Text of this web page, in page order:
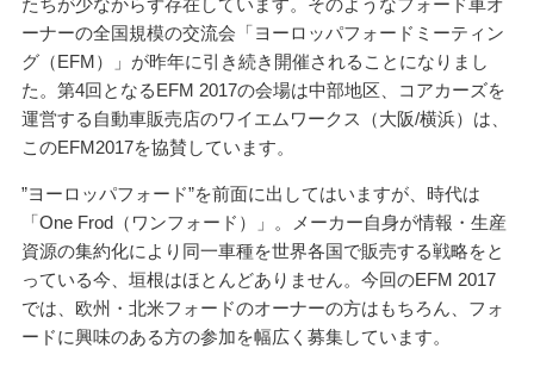
ーナーの全国規模の交流会「ヨーロッパフォードミーティン
グ（EFM）」が昨年に引き続き開催されることになりまし
た。第4回となるEFM 2017の会場は中部地区、コアカーズを
運営する自動車販売店のワイエムワークス（大阪/横浜）は、
このEFM2017を協賛しています。
”ヨーロッパフォード”を前面に出してはいますが、時代は
「One Frod（ワンフォード）」。メーカー自身が情報・生産
資源の集約化により同一車種を世界各国で販売する戦略をと
っている今、垣根はほとんどありません。今回のEFM 2017
では、欧州・北米フォードのオーナーの方はもちろん、フォ
ードに興味のある方の参加を幅広く募集しています。